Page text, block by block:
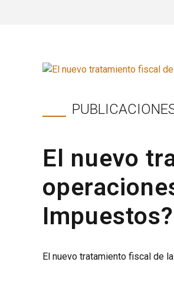
El nuevo
Impuestos?
El nuevo tratamiento fiscal de